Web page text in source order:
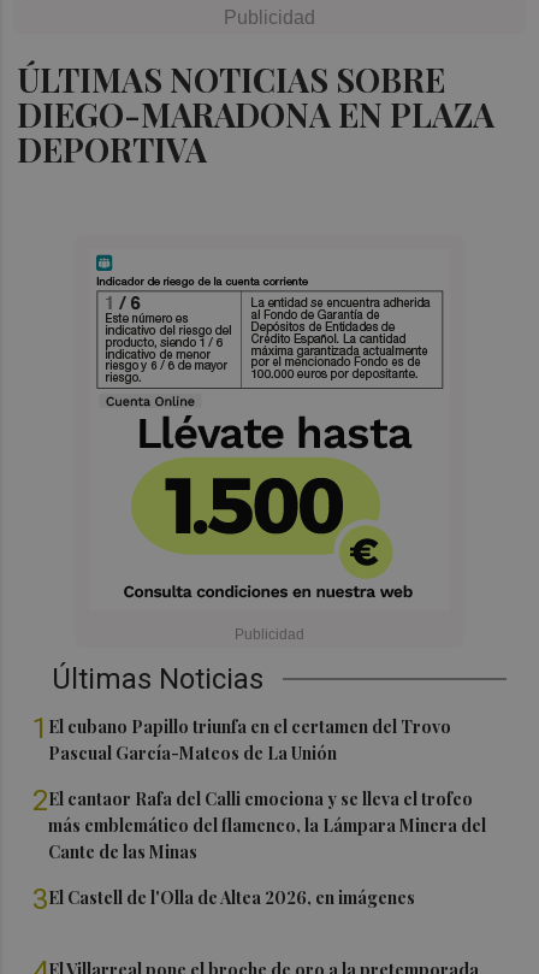
ÚLTIMAS NOTICIAS SOBRE
DIEGO-MARADONA EN PLAZA
DEPORTIVA
Últimas Noticias
1 El cubano Papillo triunfa en el certamen del Trovo
Pascual García-Mateos de La Unión
2El cantaor Rafa del Calli emociona y se lleva el trofeo
más emblemático del flamenco, la Lámpara Minera del
Cante de las Minas
3El Castell de l'Olla de Altea 2026, en imágenes
El Villarreal pone el broche de oro a la pretemporada